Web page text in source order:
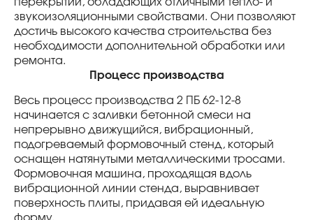
звукоизоляционными свойствами. Они позволяют
достичь высокого качества строительства без
необходимости дополнительной обработки или
ремонта.
Процесс производства
Весь процесс производства 2 ПБ 62-12-8
начинается с заливки бетонной смеси на
непрерывно движущийся, вибрационный,
подогреваемый формовочный стенд, который
оснащен натянутыми металлическими тросами.
Формовочная машина, проходящая вдоль
вибрационной линии стенда, выравнивает
поверхность плиты, придавая ей идеальную